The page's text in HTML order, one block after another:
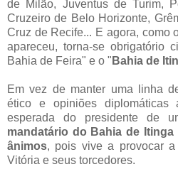
de Milão, Juventus de Turim,
Cruzeiro de Belo Horizonte,
Cruz de Recife... E agora, como
apareceu, torna-se obrigatório
Bahia de Feira" e o " Bahia de
Em vez de manter uma linha
ético e opiniões diplomáticas
esperada do presidente de
mandatário do Bahia de
ânimos, pois vive a provocar
Vitória e seus torcedores.